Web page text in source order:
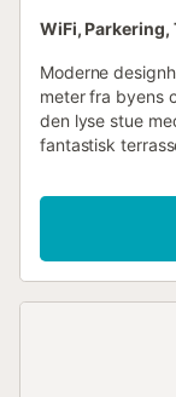
WiFi, Parkering,
Moderne
meter fra byens
den lyse stue
fantastisk
enkeltværelse,
eget
private pool på